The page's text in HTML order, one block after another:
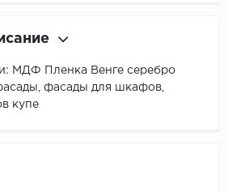
МДФ Пленка Венге серебро
фасады для шкафов,
купе